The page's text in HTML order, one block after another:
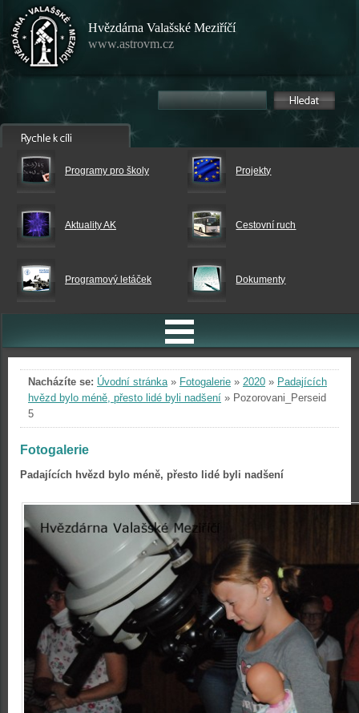
Hvězdárna Valašské Meziříčí
www.astrovm.cz
Programy pro školy Projekty
Aktuality AK Cestovní ruch
Programový letáček Dokumenty
Nacházíte se: Úvodní stránka» Fotogalerie » 2020 » Padajících
hvězd bylo méně, přesto lidé byli nadšení » Pozorovani_Perseid
5
Fotogalerie
Padajících hvězd bylo méně, přesto lidé byli nadšení